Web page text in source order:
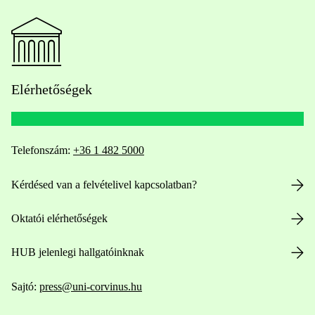
Elérhetőségek
Telefonszám: +36 1 482 5000
Kérdésed van a felvételivel kapcsolatban?
Oktatói elérhetőségek
HUB jelenlegi hallgatóinknak
Sajtó: press@uni-corvinus.hu